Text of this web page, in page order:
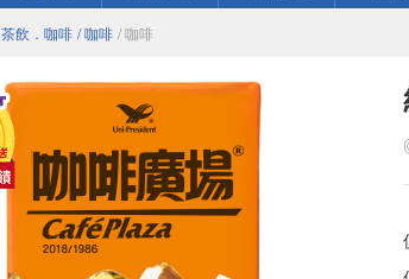
飲．咖啡 / 咖啡 / 咖啡